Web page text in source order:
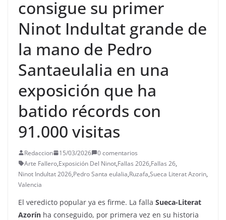
consigue su primer
Ninot Indultat grande de
la mano de Pedro
Santaeulalia en una
exposición que ha
batido récords con
91.000 visitas
Redaccion 15/03/2026
0 comentarios
Arte Fallero,Exposición Del Ninot,Fallas 2026,Fallas 26,
Ninot Indultat 2026,Pedro Santa eulalia,Ruzafa,Sueca Literat Azorin,
Valencia
El veredicto popular ya es firme. La falla Sueca-Literat
Azorín ha conseguido, por primera vez en su historia